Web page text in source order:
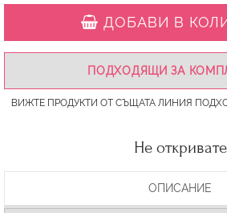
ДОБАВИ В
ПОДХОДЯЩИ ЗА
ВИЖТЕ ПРОДУКТИ ОТ СЪЩАТА ЛИНИЯ
Не
ОПИСАНИЕ